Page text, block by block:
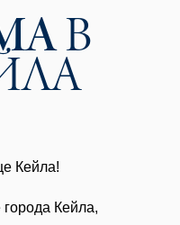
В
Кейла!
Кейла,